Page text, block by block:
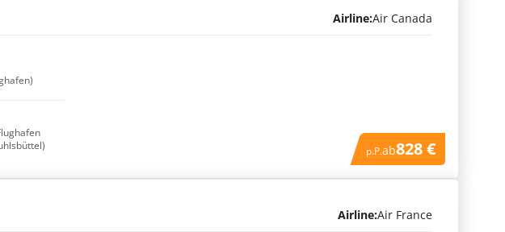
Airline:Air Canada
p.P.ab828 €
Airline:Air France